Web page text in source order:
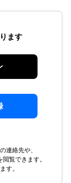
ます
連絡先や、
覧できます。
す。